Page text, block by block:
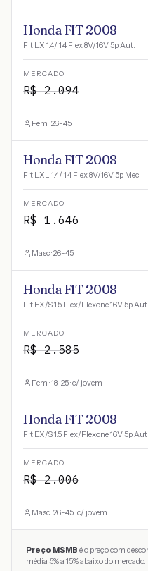
Honda FIT 2008
Fit LX 1.4/ 1.4 Flex 8V/16V 5p Aut.
MERCADO
R$2.094
Fem · 26-45
Honda FIT 2008
Fit LXL 1.4/ 1.4 Flex 8V/16V 5p Mec.
MERCADO
R$1.646
Masc · 26-45
Honda FIT 2008
Fit EX/S 1.5 Flex/Flexone 16V 5p Aut.
MERCADO
R$2.585
Fem · 18-25 · c/ jovem
Honda FIT 2008
Fit EX/S 1.5 Flex/Flexone 16V 5p Aut.
MERCADO
R$2.006
Masc · 26-45 · c/ jovem
Preço MSMB é o preço com
média 5% a 15% abaixo do mercado.